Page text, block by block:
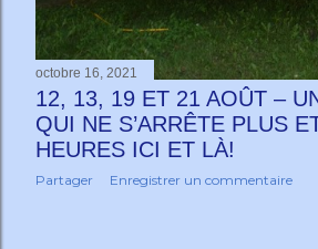
octobre 16, 2021
12, 13, 19 ET 21 AOÛT –
QUI NE S’ARRÊTE PLUS
HEURES ICI ET LÀ!
Partager Enregistrer un commentaire